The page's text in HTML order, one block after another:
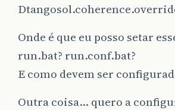
Onde é que eu posso setar
run.bat? run.conf.bat?
E como devem ser
Outra coisa… quero a